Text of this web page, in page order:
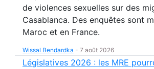
de violences sexuelles sur des
Casablanca. Des enquêtes sont
Maroc et en France.
Wissal Bendardka - 7 août 2026
Législatives 2026 : les MRE